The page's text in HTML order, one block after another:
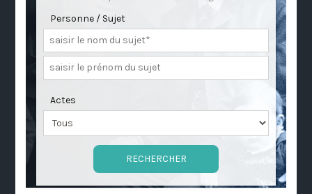
Personne / Sujet
Actes